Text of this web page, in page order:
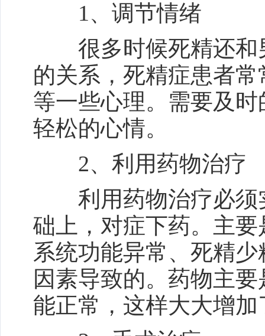
1、调节情绪
很多时候死精还和
的关系，死精症患者
等一些心理。需要及
轻松的心情。
2、利用药物治疗
利用药物治疗必须
础上，对症下药。主
系统功能异常、死精
因素导致的。药物主
能正常，这样大大增